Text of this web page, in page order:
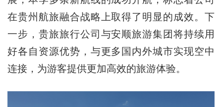
在贵州航旅融合战略上取得了明显的成效。下
一步，贵旅旅行公司与安顺旅游集团将持续用
好各自资源优势，与更多国内外城市实现空中
连接，为游客提供更加高效的旅游体验。